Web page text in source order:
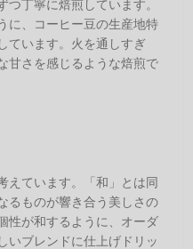
丁寧に焙煎しています。
に、コーヒー豆の生産地特
ています。火を通しすぎ
甘さを感じるような焙煎で
えています。「和」とは同
るものが響き合う美しさの
性が和するように、オーダ
いブレンドに仕上げドリッ